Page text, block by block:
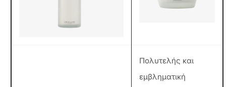
Πολυτελής και
εμβληματική